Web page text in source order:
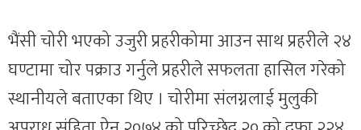
भैंसी चोरी भएको उजुरी प्रहरीकोमा आउन साथ प्रहरीले २४
घण्टामा चोर पक्राउ गर्नुले प्रहरीले सफलता हासिल गरेको
स्थानीयले बताएका थिए । चोरीमा संलग्नलाई मुलुकी